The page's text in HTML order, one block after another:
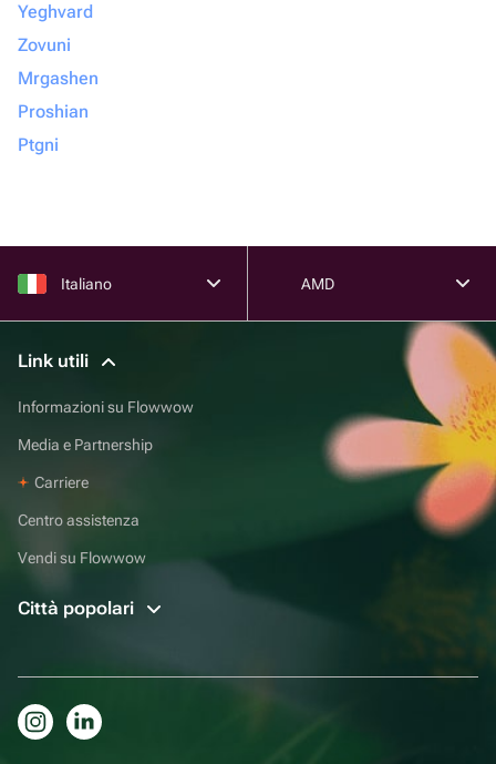
Yeghvard
Zovuni
Mrgashen
Proshian
Ptgni
Italiano AMD
Link utili
Informazioni su Flowwow
Media e Partnership
Carriere
Centro assistenza
Vendi su Flowwow
Città popolari